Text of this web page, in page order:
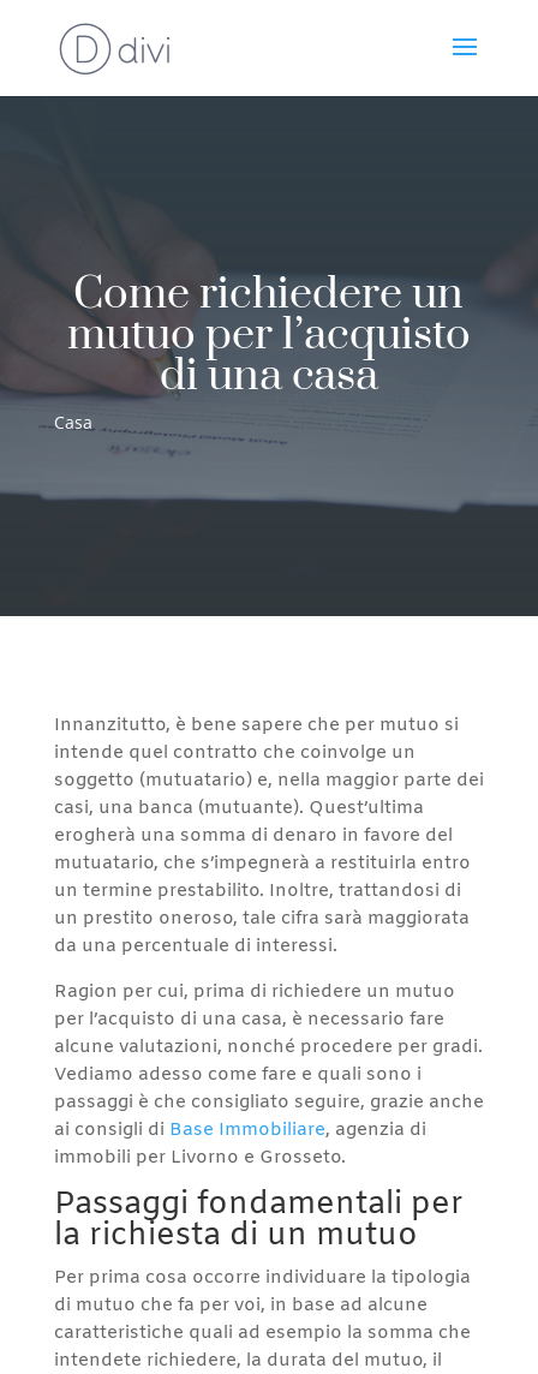
Come richiedere un
mutuo per l’acquisto
di una casa
Casa
Innanzitutto, è bene sapere che per mutuo si
intende quel contratto che coinvolge un
soggetto (mutuatario) e, nella maggior parte dei
casi, una banca (mutuante). Quest’ultima
erogherà una somma di denaro in favore del
mutuatario, che s’impegnerà a restituirla entro
un termine prestabilito. Inoltre, trattandosi di
un prestito oneroso, tale cifra sarà maggiorata
da una percentuale di interessi.
Ragion per cui, prima di richiedere un mutuo
per l’acquisto di una casa, è necessario fare
alcune valutazioni, nonché procedere per gradi.
Vediamo adesso come fare e quali sono i
passaggi è che consigliato seguire, grazie anche
ai consigli di Base Immobiliare, agenzia di
immobili per Livorno e Grosseto.
Passaggi fondamentali per
la richiesta di un mutuo
Per prima cosa occorre individuare la tipologia
di mutuo che fa per voi, in base ad alcune
caratteristiche quali ad esempio la somma che
intendete richiedere, la durata del mutuo, il